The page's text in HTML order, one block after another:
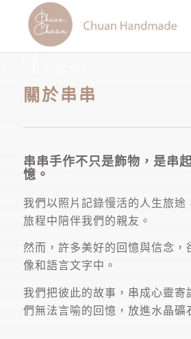
關於串串
串串手作不只是飾物，是串
憶。
我們以照片記錄慢活的人生旅途
旅程中陪伴我們的親友。
然而，許多美好的回憶與信念，
像和語言文字中。
我們把彼此的故事，串成心靈寄
們無法言喻的回憶，放進水晶礦